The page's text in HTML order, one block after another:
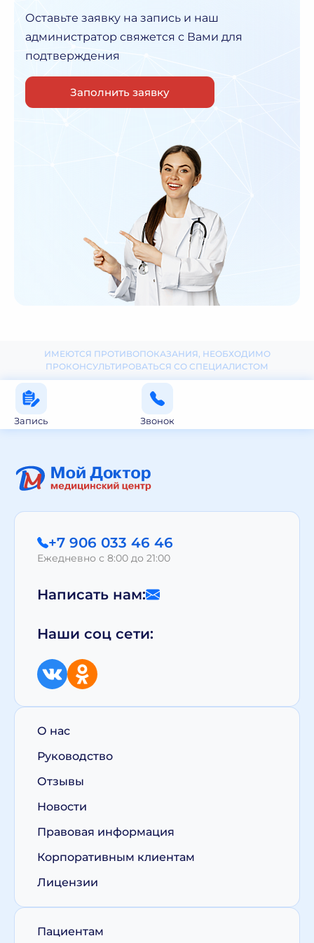
Оставьте заявку на запись и наш
администратор свяжется с Вами для
подтверждения
Заполнить заявку
ИМЕЮТСЯ ПРОТИВОПОКАЗАНИЯ, НЕОБХОДИМО
ПРОКОНСУЛЬТИРОВАТЬСЯ СО СПЕЦИАЛИСТОМ
Запись Звонок
+7 906 033 46 46
Ежедневно с 8:00 до 21:00
Написать нам:
Наши соц сети:
О нас
Руководство
Отзывы
Новости
Правовая информация
Корпоративным клиентам
Лицензии
Пациентам